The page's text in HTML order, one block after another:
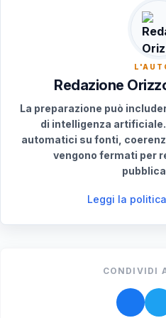
Redazione
La preparazione può
di intelligenza
automatici su fonti,
vengono fermati per
Leggi la
CONDIVIDI